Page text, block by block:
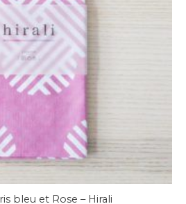
bleu et Rose – Hirali